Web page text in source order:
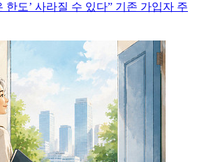
한도’ 사라질 수 있다” 기존 가입자 주